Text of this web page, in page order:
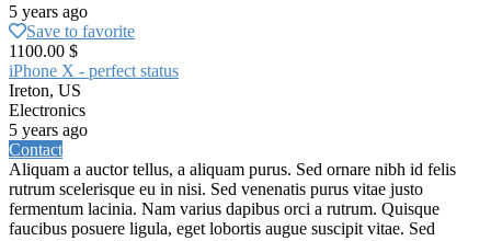
5 years ago
Save to favorite
1100.00 $
iPhone X - perfect status
Ireton, US
Electronics
5 years ago
Contact
Aliquam a auctor tellus, a aliquam purus. Sed ornare nibh id felis
rutrum scelerisque eu in nisi. Sed venenatis purus vitae justo
fermentum lacinia. Nam varius dapibus orci a rutrum. Quisque
faucibus posuere ligula, eget lobortis augue suscipit vitae. Sed